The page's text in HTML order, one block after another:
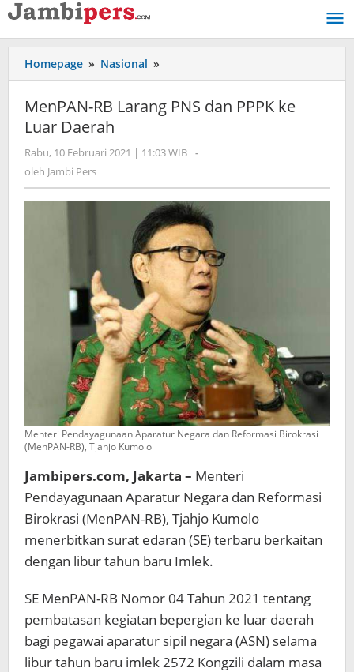
Lewati
ke
konten
Homepage » Nasional »
RB
PNS
PPPK
MenPAN-RB Larang PNS dan PPPK ke
Luar Daerah
Rabu, 10 Februari 2021 | 11:03 WIB oleh
-
oleh Jambi Pers
Menteri Pendayagunaan Aparatur Negara dan Reformasi Birokrasi
(MenPAN-RB), Tjahjo Kumolo
Jambipers.com, Jakarta – Menteri
Pendayagunaan Aparatur Negara dan Reformasi
Birokrasi (MenPAN-RB), Tjahjo Kumolo
menerbitkan surat edaran (SE) terbaru berkaitan
dengan libur tahun baru Imlek.
SE MenPAN-RB Nomor 04 Tahun 2021 tentang
pembatasan kegiatan bepergian ke luar daerah
bagi pegawai aparatur sipil negara (ASN) selama
libur tahun baru imlek 2572 Kongzili dalam masa